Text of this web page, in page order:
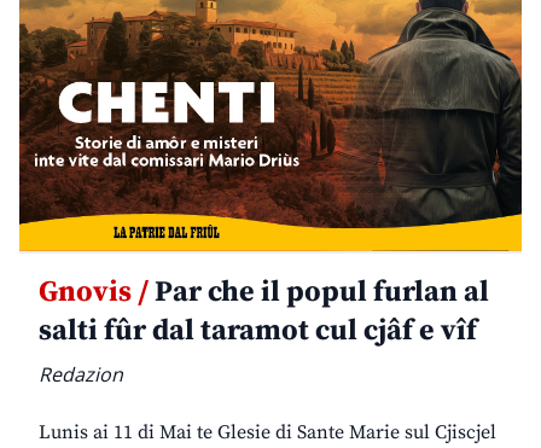
Gnovis /Par che il popul furlan al
salti fûr dal taramot cul cjâf e vîf
Redazion
Lunis ai 11 di Mai te Glesie di Sante Marie sul Cjiscjel